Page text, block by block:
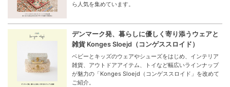
ら人気を集めています。
デンマーク発、暮らしに優しく寄り添うウェアと
雑貨 Konges Sloejd（コンゲススロイド）
ベビーとキッズのウェアやシューズをはじめ、インテリア
雑貨、アウトドアアイテム、トイなど幅広いラインナップ
が魅力の「Konges Sloejd（コンゲススロイド」を改めて
ご紹介。